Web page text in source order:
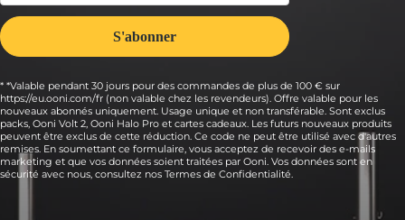
* *Valable pendant 30 jours pour des commandes de plus de 100 € sur
https://eu.ooni.com/fr (non valable chez les revendeurs). Offre valable pour les
nouveaux abonnés uniquement. Usage unique et non transférable. Sont exclus
packs, Ooni Volt 2, Ooni Halo Pro et cartes cadeaux. Les futurs nouveaux produits
peuvent être exclus de cette réduction. Ce code ne peut être utilisé avec d'autres
remises. En soumettant ce formulaire, vous acceptez de recevoir des e-mails
marketing et que vos données soient traitées par Ooni. Vos données sont en
sécurité avec nous, consultez nos Termes de Confidentialité.